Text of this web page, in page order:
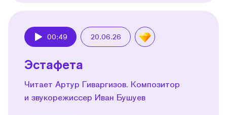
00:49 20.06.26
Эстафета
Читает Артур Гиваргизов. Композитор
и звукорежиссер Иван Бушуев